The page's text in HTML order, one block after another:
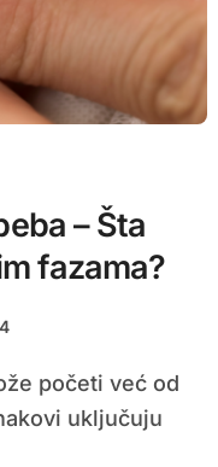
– Šta
fazama?
uključuju